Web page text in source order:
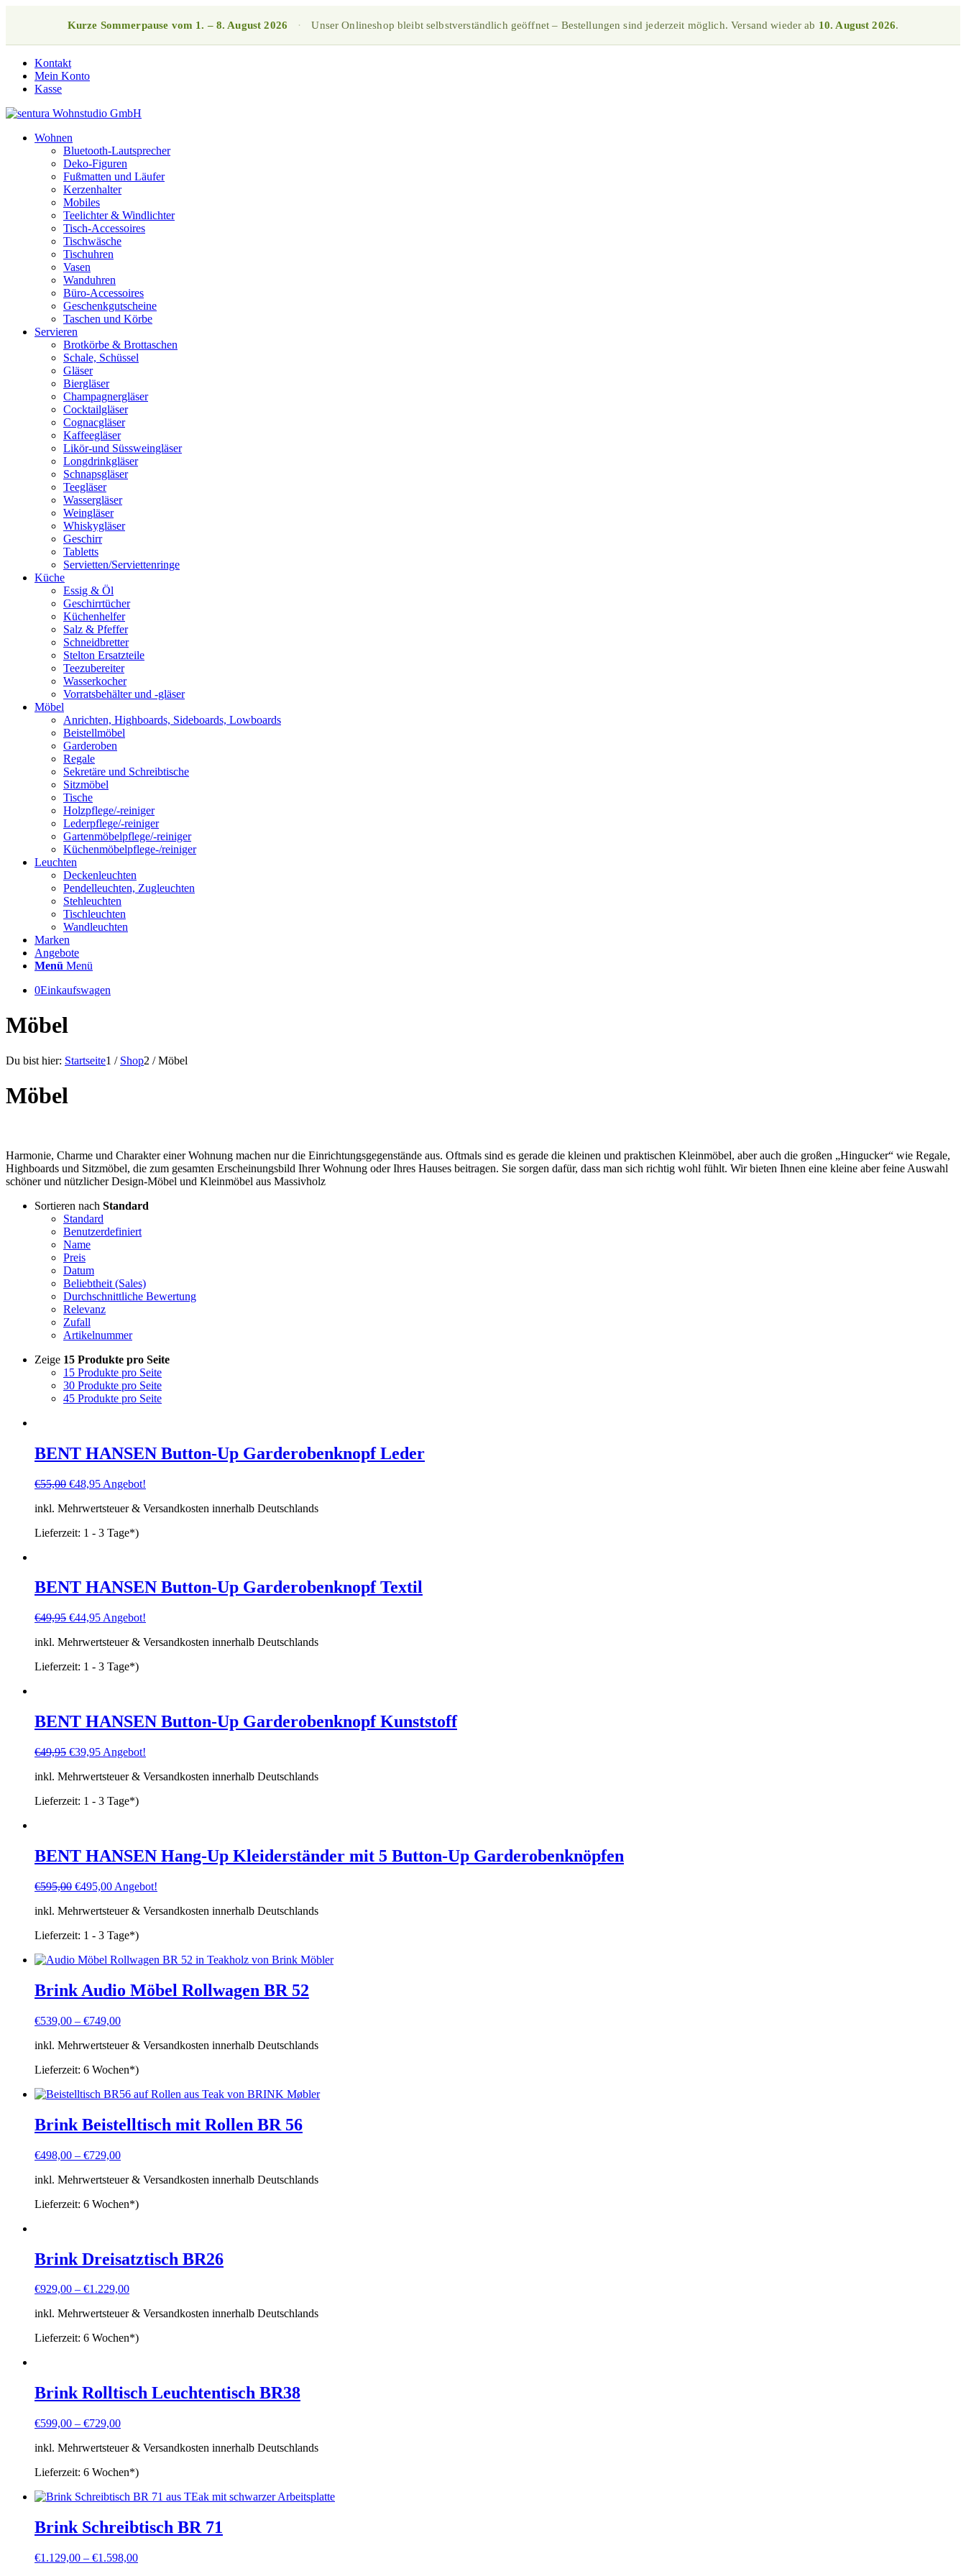
Kurze Sommerpause vom 1. – 8. August 2026 · Unser Onlineshop bleibt selbstverständlich geöffnet – Bestellungen sind jederzeit möglich. Versand wieder ab 10. August 2026.
Kontakt
Mein Konto
Kasse
Wohnen
Bluetooth-Lautsprecher
Deko-Figuren
Fußmatten und Läufer
Kerzenhalter
Mobiles
Teelichter & Windlichter
Tisch-Accessoires
Tischwäsche
Tischuhren
Vasen
Wanduhren
Büro-Accessoires
Geschenkgutscheine
Taschen und Körbe
Servieren
Brotkörbe & Brottaschen
Schale, Schüssel
Gläser
Biergläser
Champagnergläser
Cocktailgläser
Cognacgläser
Kaffeegläser
Likör-und Süssweingläser
Longdrinkgläser
Schnapsgläser
Teegläser
Wassergläser
Weingläser
Whiskygläser
Geschirr
Tabletts
Servietten/Serviettenringe
Küche
Essig & Öl
Geschirrtücher
Küchenhelfer
Salz & Pfeffer
Schneidbretter
Stelton Ersatzteile
Teezubereiter
Wasserkocher
Vorratsbehälter und -gläser
Möbel
Anrichten, Highboards, Sideboards, Lowboards
Beistellmöbel
Garderoben
Regale
Sekretäre und Schreibtische
Sitzmöbel
Tische
Holzpflege/-reiniger
Lederpflege/-reiniger
Gartenmöbelpflege/-reiniger
Küchenmöbelpflege-/reiniger
Leuchten
Deckenleuchten
Pendelleuchten, Zugleuchten
Stehleuchten
Tischleuchten
Wandleuchten
Marken
Angebote
Menü Menü
0Einkaufswagen
Möbel
Du bist hier: Startseite1 / Shop2 / Möbel
Möbel
Harmonie, Charme und Charakter einer Wohnung machen nur die Einrichtungsgegenstände aus. Oftmals sind es gerade die kleinen und praktischen Kleinmöbel, aber auch die großen „Hingucker“ wie Regale,
Highboards und Sitzmöbel, die zum gesamten Erscheinungsbild Ihrer Wohnung oder Ihres Hauses beitragen. Sie sorgen dafür, dass man sich richtig wohl fühlt. Wir bieten Ihnen eine kleine aber feine Auswahl
schöner und nützlicher Design-Möbel und Kleinmöbel aus Massivholz
Sortieren nach Standard
Standard
Benutzerdefiniert
Name
Preis
Datum
Beliebtheit (Sales)
Durchschnittliche Bewertung
Relevanz
Zufall
Artikelnummer
Zeige 15 Produkte pro Seite
15 Produkte pro Seite
30 Produkte pro Seite
45 Produkte pro Seite
BENT HANSEN Button-Up Garderobenknopf Leder
€55,00 Ursprünglicher
war:
€48,95Aktueller
ist:
Angebot!
inkl. Mehrwertsteuer & Versandkosten innerhalb Deutschlands
Lieferzeit: 1 - 3 Tage*)
BENT HANSEN Button-Up Garderobenknopf Textil
€49,95 Ursprünglicher
war:
€44,95Aktueller
ist:
Angebot!
inkl. Mehrwertsteuer & Versandkosten innerhalb Deutschlands
Lieferzeit: 1 - 3 Tage*)
BENT HANSEN Button-Up Garderobenknopf Kunststoff
€49,95 Ursprünglicher
war:
€39,95Aktueller
ist:
Angebot!
inkl. Mehrwertsteuer & Versandkosten innerhalb Deutschlands
Lieferzeit: 1 - 3 Tage*)
BENT HANSEN Hang-Up Kleiderständer mit 5 Button-Up Garderobenknöpfen
€595,00 Ursprünglicher
war:
€495,00Aktueller
ist:
Angebot!
inkl. Mehrwertsteuer & Versandkosten innerhalb Deutschlands
Lieferzeit: 1 - 3 Tage*)
Brink Audio Möbel Rollwagen BR 52
€539,00 – €749,00
inkl. Mehrwertsteuer & Versandkosten innerhalb Deutschlands
Lieferzeit: 6 Wochen*)
Brink Beistelltisch mit Rollen BR 56
€498,00 – €729,00
inkl. Mehrwertsteuer & Versandkosten innerhalb Deutschlands
Lieferzeit: 6 Wochen*)
Brink Dreisatztisch BR26
€929,00 – €1.229,00
inkl. Mehrwertsteuer & Versandkosten innerhalb Deutschlands
Lieferzeit: 6 Wochen*)
Brink Rolltisch Leuchtentisch BR38
€599,00 – €729,00
inkl. Mehrwertsteuer & Versandkosten innerhalb Deutschlands
Lieferzeit: 6 Wochen*)
Brink Schreibtisch BR 71
€1.129,00 – €1.598,00